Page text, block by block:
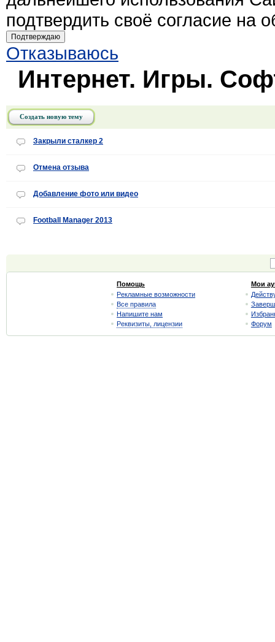
подтвердить своё согласие на
Подтверждаю
Отказываюсь
Интернет. Игры.
Создать новую тему
Закрыли сталкер 2
Отмена отзыва
Добавление фото или видео
Football Manager 2013
Помощь
Рекламные возможности
Все правила
Напишите нам
Реквизиты, лицензии
Мои
Форум